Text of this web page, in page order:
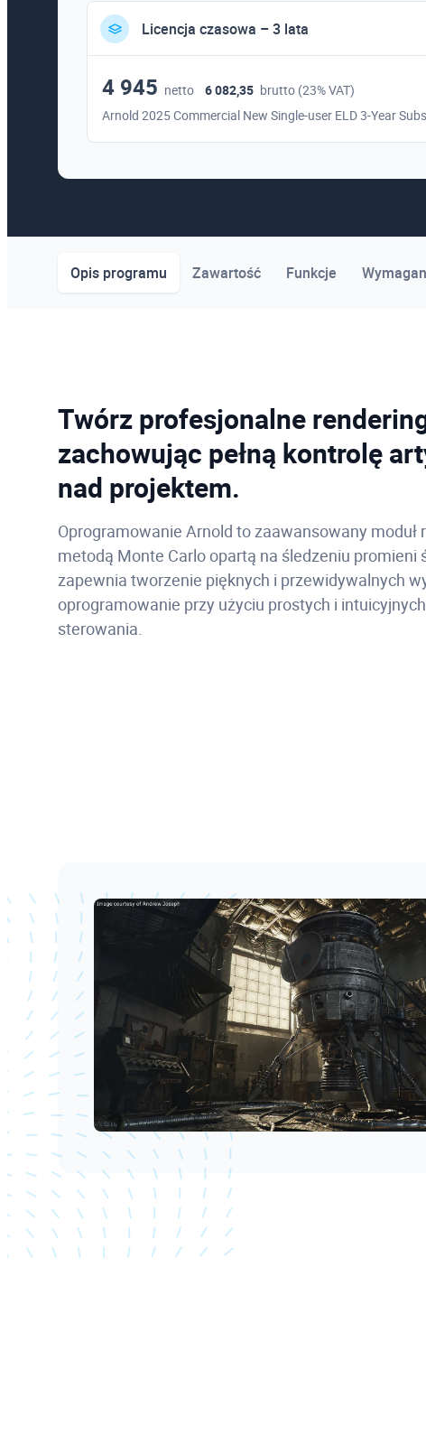
Licencja czasowa – 3 lata
4 945 netto 6 082,35 brutto (23% VAT)
Arnold 2025 Commercial New Single-user ELD 3-Year
Opis programu Zawartość Funkcje
Twórz profesjonalne
zachowując pełną kontrolę
nad projektem.
Oprogramowanie Arnold to zaawansowany moduł
metodą Monte Carlo opartą na śledzeniu promieni
zapewnia tworzenie pięknych i przewidywalnych
oprogramowanie przy użyciu prostych i
sterowania.